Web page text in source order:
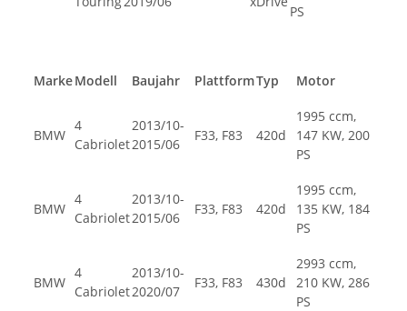
PS
MarkeModell Baujahr PlattformTyp Motor
BMW
4
Cabriolet
2013/10-
2015/06
F33, F83 420d
1995 ccm,
147 KW, 200
PS
BMW
4
Cabriolet
2013/10-
2015/06
F33, F83 420d
1995 ccm,
135 KW, 184
PS
BMW
4
Cabriolet
2013/10-
2020/07
F33, F83 430d
2993 ccm,
210 KW, 286
PS